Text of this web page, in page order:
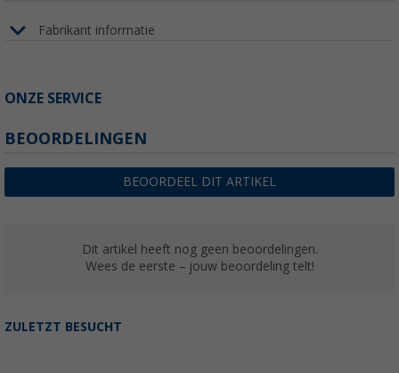
Fabrikant informatie
ONZE SERVICE
BEOORDELINGEN
BEOORDEEL DIT ARTIKEL
Dit artikel heeft nog geen beoordelingen.
Wees de eerste – jouw beoordeling telt!
ZULETZT BESUCHT